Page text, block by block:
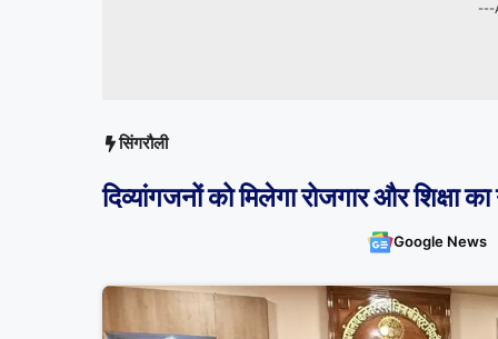
---
सिंगरौली
दिव्यांगजनों को मिलेगा रोजगार और शिक्षा
Google News